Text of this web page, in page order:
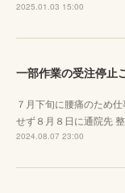
2025.01.03 15:00
一部作業の受注停止
７月下旬に腰痛のため
せず８月８日に通院先
2024.08.07 23:00